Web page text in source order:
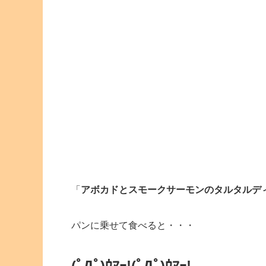
「 アボカドとスモークサーモンのタルタルデ
パンに乗せて食べると・・・